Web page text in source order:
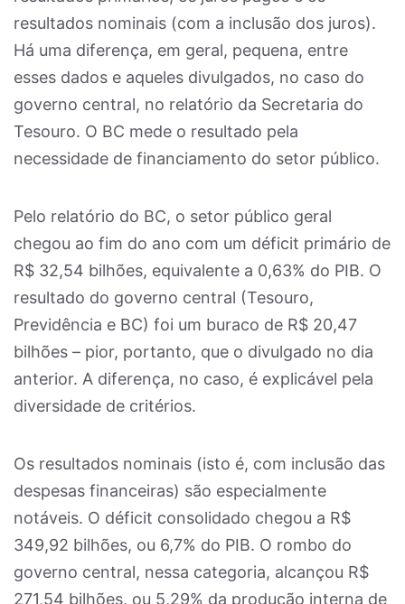
resultados nominais (com a inclusão dos juros).
Há uma diferença, em geral, pequena, entre
esses dados e aqueles divulgados, no caso do
governo central, no relatório da Secretaria do
Tesouro. O BC mede o resultado pela
necessidade de financiamento do setor público.
Pelo relatório do BC, o setor público geral
chegou ao fim do ano com um déficit primário de
R$ 32,54 bilhões, equivalente a 0,63% do PIB. O
resultado do governo central (Tesouro,
Previdência e BC) foi um buraco de R$ 20,47
bilhões – pior, portanto, que o divulgado no dia
anterior. A diferença, no caso, é explicável pela
diversidade de critérios.
Os resultados nominais (isto é, com inclusão das
despesas financeiras) são especialmente
notáveis. O déficit consolidado chegou a R$
349,92 bilhões, ou 6,7% do PIB. O rombo do
governo central, nessa categoria, alcançou R$
271,54 bilhões, ou 5,29% da produção interna de